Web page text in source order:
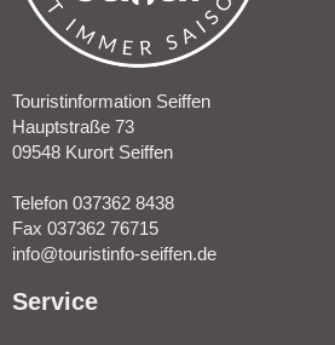
Touristinformation Seiffen
Hauptstraße 73
09548 Kurort Seiffen
Telefon 037362 8438
Fax 037362 76715
info@touristinfo-seiffen.de
Service​